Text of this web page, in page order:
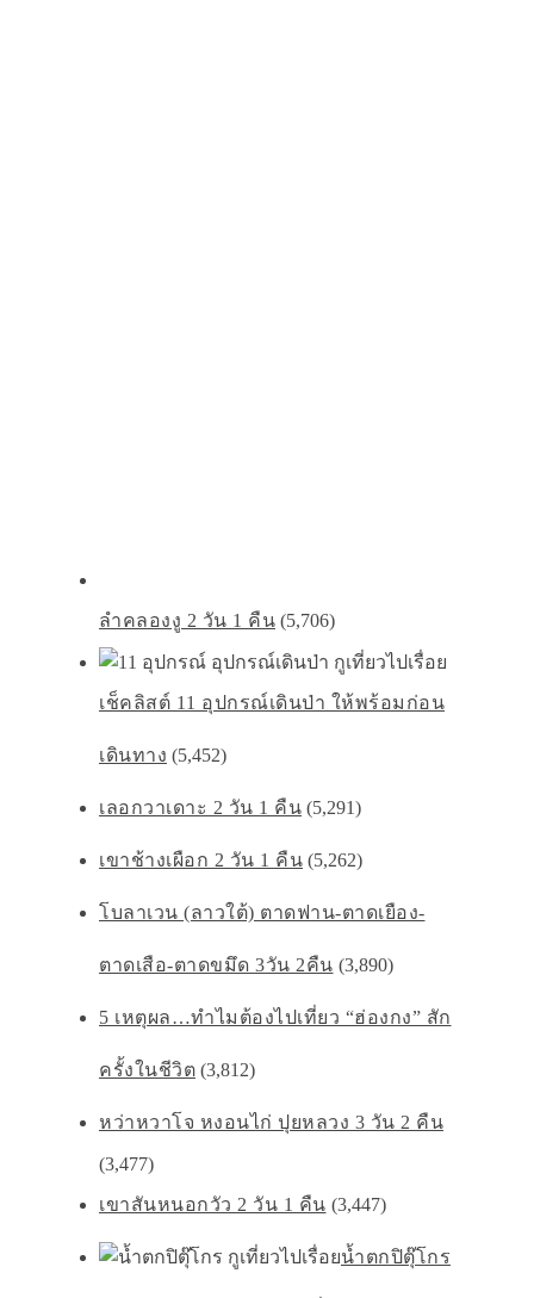
ลำคลองงู 2 วัน 1 คืน (5,706)
เช็คลิสต์ 11 อุปกรณ์เดินป่า ให้พร้อมก่อน
เดินทาง (5,452)
เลอกวาเดาะ 2 วัน 1 คืน (5,291)
เขาช้างเผือก 2 วัน 1 คืน (5,262)
โบลาเวน (ลาวใต้) ตาดฟาน-ตาดเยือง-
ตาดเสือ-ตาดขมึด 3วัน 2คืน (3,890)
5 เหตุผล…ทำไมต้องไปเที่ยว “ฮ่องกง” สัก
ครั้งในชีวิต (3,812)
หว่าหวาโจ หงอนไก่ ปุยหลวง 3 วัน 2 คืน
(3,477)
เขาสันหนอกวัว 2 วัน 1 คืน (3,447)
น้ำตกปิตุ๊โกร